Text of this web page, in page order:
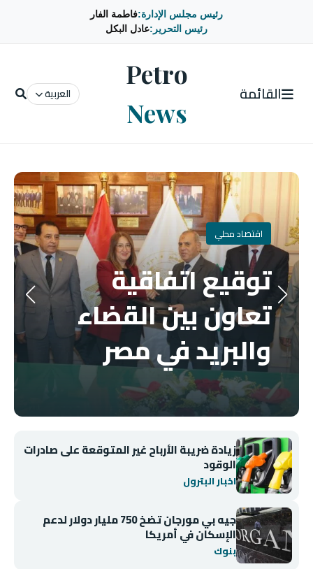
رئيس مجلس الإدارة:فاطمة الفار
رئيس التحرير:عادل البكل
القائمة
Petro
News
العربية
اقتصاد محلي
توقيع اتفاقية
تعاون بين القضاء
والبريد في مصر
زيادة ضريبة الأرباح غير المتوقعة على صادرات
الوقود
اخبار البترول
جيه بي مورجان تضخ 750 مليار دولار لدعم
الإسكان في أمريكا
بنوك